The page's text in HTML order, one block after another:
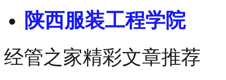
陕西服装工程学院
经管之家精彩文章推荐